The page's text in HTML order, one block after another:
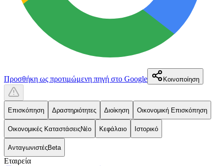
Προσθήκη ως προτιμώμενη πηγή στο Google Κοινοποίηση
Επισκόπηση Δραστηριότητες Διοίκηση Οικονομική Επισκόπηση
Οικονομικές ΚαταστάσειςΝέο Κεφάλαιο Ιστορικό
ΑνταγωνιστέςBeta
Εταιρεία